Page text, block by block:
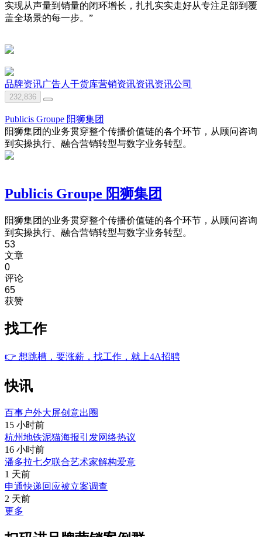
实现从声量到销量的闭环增长，扎扎实实走好从专注足部到覆
盖全场景的每一步。”
品牌资讯广告人干货库营销资讯资讯资讯公司
232,836
Publicis Groupe 阳狮集团
阳狮集团的业务贯穿整个传播价值链的各个环节，从顾问咨询
到实操执行、融合营销转型与数字业务转型。
Publicis Groupe 阳狮集团
阳狮集团的业务贯穿整个传播价值链的各个环节，从顾问咨询
到实操执行、融合营销转型与数字业务转型。
53
文章
0
评论
65
获赞
找工作
👉 想跳槽，要涨薪，找工作，就上4A招聘
快讯
百事户外大屏创意出圈
15 小时前
杭州地铁泥猫海报引发网络热议
16 小时前
潘多拉七夕联合艺术家解构爱意
1 天前
申通快递回应被立案调查
2 天前
更多